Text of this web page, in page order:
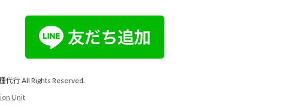
代行 All Rights Reserved.
Unit